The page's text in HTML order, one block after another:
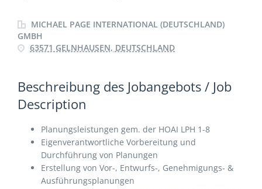
MICHAEL PAGE INTERNATIONAL (DEUTSCHLAND)
GMBH
63571 GELNHAUSEN, DEUTSCHLAND
Beschreibung des Jobangebots / Job
Description
Planungsleistungen gem. der HOAI LPH 1-8
Eigenverantwortliche Vorbereitung und
Durchführung von Planungen
Erstellung von Vor-, Entwurfs-, Genehmigungs- &
Ausführungsplanungen